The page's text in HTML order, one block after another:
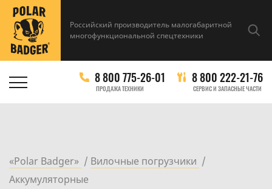
Российский производитель малогабаритной
многофункциональной спецтехники
8 800 775-26-01
ПРОДАЖА ТЕХНИКИ
8 800 222-21-76
СЕРВИС И ЗАПАСНЫЕ ЧАСТИ
«Polar Badger»
Вилочные погрузчики
Аккумуляторные